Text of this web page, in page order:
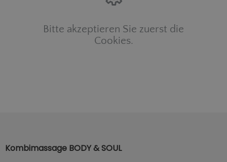
Bitte akzeptieren Sie zuerst die
Cookies.
Kombimassage BODY & SOUL